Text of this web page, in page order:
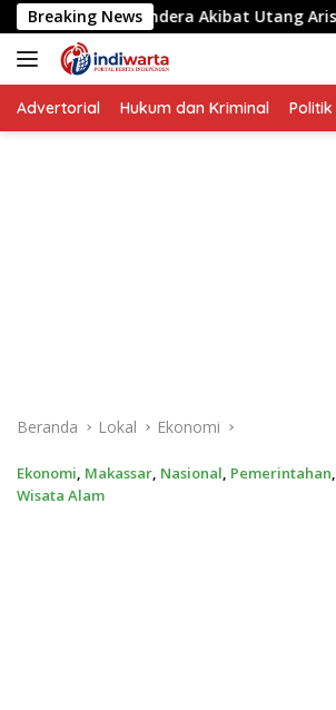
Langsung
ke
konten
Breaking News
Disandera Akibat Utang Arisan Ibunya
Advertorial Hukum dan Kriminal Politik
Beranda Lokal Ekonomi
Ekonomi, Makassar, Nasional, Pemerintahan,
Wisata Alam